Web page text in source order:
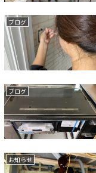
ブログ
ブログ
お知らせ